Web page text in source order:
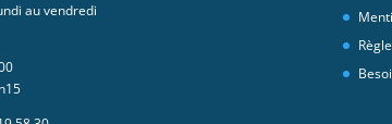
au vendredi